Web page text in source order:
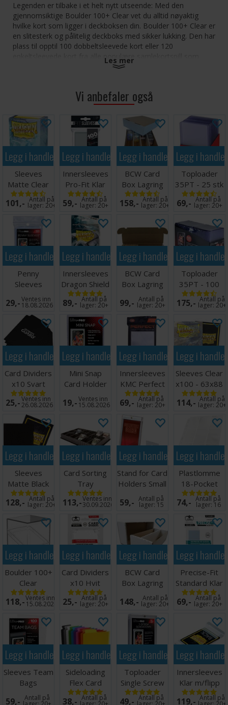
Legenden er tilbake i et helt nytt utseende: Med den
gjennomsiktige Boulder 100+ Clear vet du alltid nøyaktig
hvilke kort som ligger i deckboksen din. Boulder 100+ Clear er
en slitesterk og pålitelig deckboks med sikker lukking. Den har
plass til opptil 100 dobbeltsleevede kort eller 120
enkeltsleevede kort fra alle populære samlekortspill som
Magic: The Gathering, Pokémon, Lorcana, One Piece eller
Helt gjennomsiktig
Slitesterk og stiv eske
Modulær design som kan kombineres med Ultimate
Guard-produkter
Ultimate Guard Boulder 100+ Clear - Onyx
Les mer
Vi anbefaler også
Legg i handlekurven
Sleeves
Matte Clear
x100 - 63x88
m/box
101,- Antall på
lager: 20+
Legg i handlekurven
Innersleeves
Pro-Fit Klar
x100 64x89
59,- Antall på
lager:20+
Legg i handlekurven
BCW Card
Box Lagring
4000 kort
158,- Antall på
lager:20+
Legg i
Toploader
35PT - 25 stk
63,5 x 88,9
mm
69,- Antall på
lager:20+
Legg i handlekurven
Penny
Sleeves
63.5x89mm
100 stk
29,-Ventes inn
18.08.2026
Legg i handlekurven
Innersleeves
Dragon Shield
Klar
64x89mm
89,- Antall på
lager:20+
Legg i handlekurven
BCW Card
Box Lagring
1000 kort
99,- Antall på
lager:20+
Legg i
Toploader
35PT - 100
stk 63,5 x
88,9 mm
175,- Antall på
lager:20+
Legg i handlekurven
Card Dividers
x10 Svart
25,-Ventes inn
26.08.2026
Legg i handlekurven
Mini Snap
Card Holder
19,-Ventes inn
15.08.2026
Legg i handlekurven
Innersleeves
KMC Perfect
Fit x100
64x89
69,- Antall på
lager:20+
Legg i
Sleeves Clear
x100 - 63x88
m/box
114,- Antall på
lager:20+
Legg i handlekurven
Sleeves
Matte Black
x100 66x91
128,- Antall på
lager: 20+
Legg i handlekurven
Card Sorting
Tray
113,-Ventes inn
30.09.2026
Legg i handlekurven
Stand for Card
Holders Small
(5 stk)
59,- Antall på
lager: 15
Legg i
Plastlomme
18-Pocket
Side Load
Hvit x10
74,- Antall på
lager: 16
Legg i handlekurven
Boulder 100+
Clear
Transparent
118,-Ventes inn
15.08.2026
Legg i handlekurven
Card Dividers
x10 Hvit
25,- Antall på
lager:20+
Legg i handlekurven
BCW Card
Box Lagring
2000 kort
148,- Antall på
lager:20+
Legg i
Precise-Fit
Standard Klar
x100 64x89
69,- Antall på
lager:20+
Legg i handlekurven
Sleeves Team
Bags
Resealable -
59,- Antall på
Legg i handlekurven
Sideloading
Flex Card
Dividers - 10
38,- Antall på
Legg i handlekurven
Toploader
Single Screw
Screwdown
49,- Antall på
Legg i
Innersleeves
Klar m/flipp
63x88
119,- Antall på